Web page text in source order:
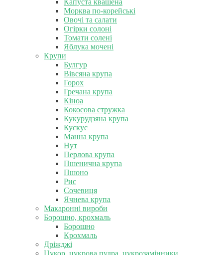
Капуста квашена
Морква по-корейські
Овочі та салати
Огірки солоні
Томати солені
Яблука мочені
Крупи
Булгур
Вівсяна крупа
Горох
Гречана крупа
Кіноа
Кокосова стружка
Кукурудзяна крупа
Кускус
Манна крупа
Нут
Перлова крупа
Пшенична крупа
Пшоно
Рис
Сочевиця
Ячнева крупа
Макаронні вироби
Борошно, крохмаль
Борошно
Крохмаль
Дріжджі
Цукор, цукрова пудра, цукрозамінники